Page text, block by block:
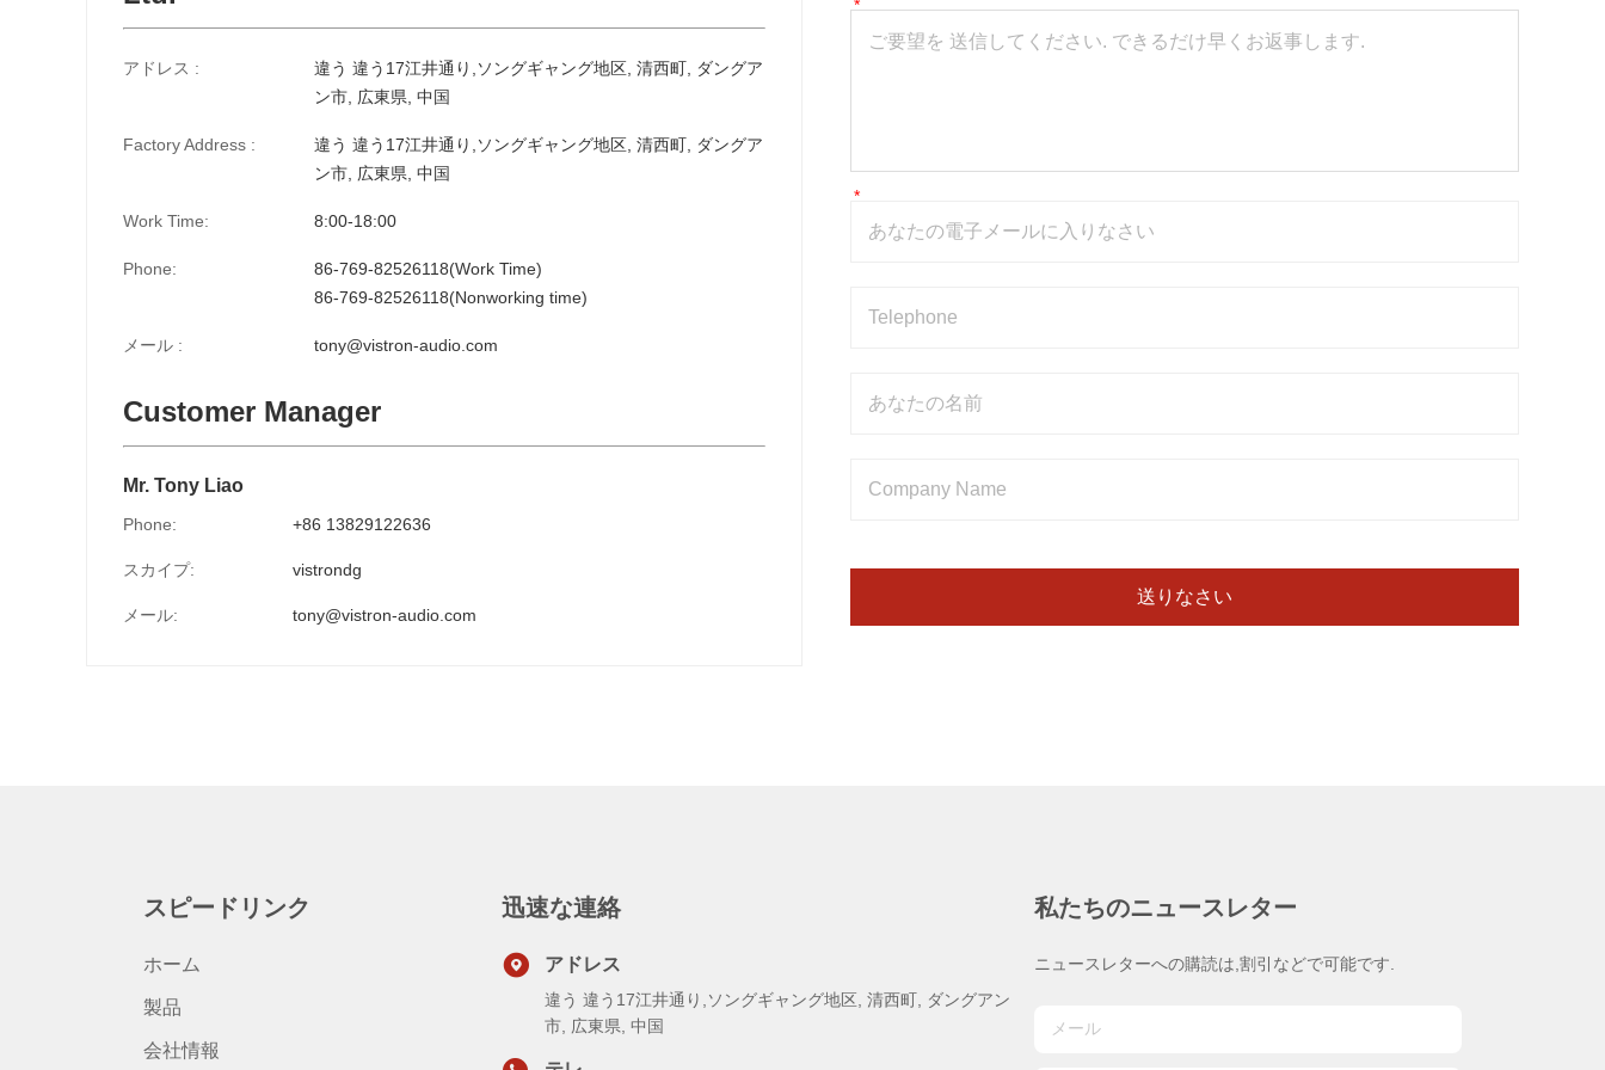
アドレス :
違う 違う17江井通り,ソングギャング地区, 清西町, ダングア
ン市, 広東県, 中国
Factory Address :
違う 違う17江井通り,ソングギャング地区, 清西町, ダングア
ン市, 広東県, 中国
Work Time: 8:00-18:00
Phone:
86-769-82526118(Work Time)
86-769-82526118(Nonworking time)
メール : tony@vistron-audio.com
Customer Manager
Mr. Tony Liao
Phone: +86 13829122636
スカイプ: vistrondg
メール: tony@vistron-audio.com
送りなさい
スピードリンク
ホーム
製品
会社情報
迅速な連絡
アドレス
違う 違う17江井通り,ソングギャング地区, 清西町, ダングアン
市, 広東県, 中国
私たちのニュースレター
ニュースレターへの購読は,割引などで可能です.